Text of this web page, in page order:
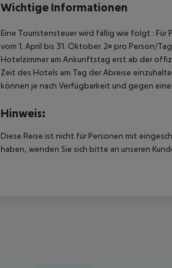
Wichtige Informationen
Eine Touristensteuer wird fällig wie folgt : Für
vom 1. April bis 31. Oktober. 2¤ pro Person/
Hotelzimmer am Ankunftstag erst ab der
Zeit des Hotels am Tag der Abreise
können je nach Verfügbarkeit und gegen
Hinweis:
Diese Reise ist nicht für Personen mit
haben, wenden Sie sich bitte an unseren